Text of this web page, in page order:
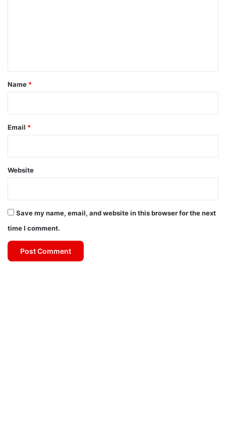
*
Name *
Email *
Website
Save my name, email, and website in this browser for the next
time I comment.